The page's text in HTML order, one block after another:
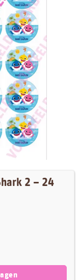
2 – 24